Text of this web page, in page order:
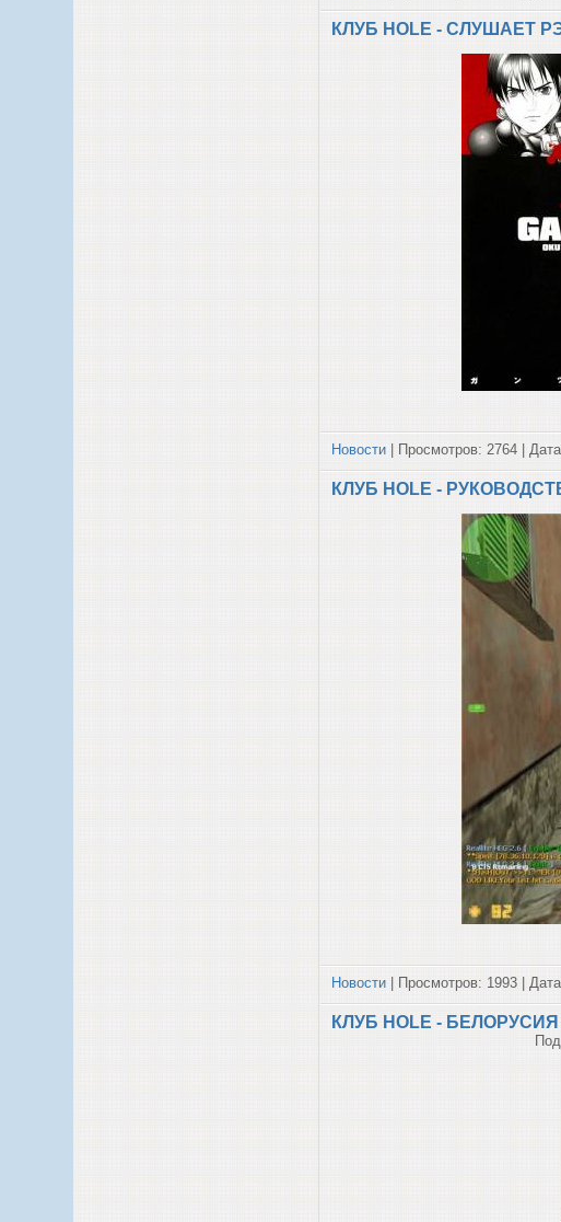
КЛУБ HOLE - СЛУШАЕТ
Новости | Просмотров: 2764 |
КЛУБ HOLE -
Новости | Просмотров: 1993 |
КЛУБ HOLE -